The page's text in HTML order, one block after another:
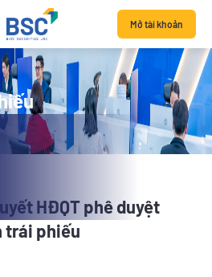
Mở tài khoản
HĐQT phê duyệt
trái phiếu